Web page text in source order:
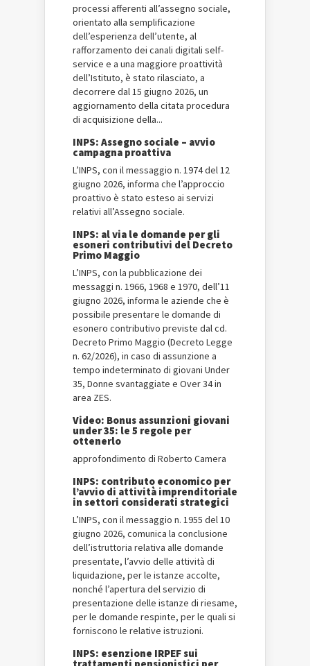
processi afferenti all’assegno sociale,
orientato alla semplificazione
dell’esperienza dell’utente, al
rafforzamento dei canali digitali self-
service e a una maggiore proattività
dell’Istituto, è stato rilasciato, a
decorrere dal 15 giugno 2026, un
aggiornamento della citata procedura
di acquisizione della...
INPS: Assegno sociale – avvio
campagna proattiva
L’INPS, con il messaggio n. 1974 del 12
giugno 2026, informa che l’approccio
proattivo è stato esteso ai servizi
relativi all’Assegno sociale.
INPS: al via le domande per gli
esoneri contributivi del Decreto
Primo Maggio
L’INPS, con la pubblicazione dei
messaggi n. 1966, 1968 e 1970, dell’11
giugno 2026, informa le aziende che è
possibile presentare le domande di
esonero contributivo previste dal cd.
Decreto Primo Maggio (Decreto Legge
n. 62/2026), in caso di assunzione a
tempo indeterminato di giovani Under
35, Donne svantaggiate e Over 34 in
area ZES.
Video: Bonus assunzioni giovani
under 35: le 5 regole per
ottenerlo
approfondimento di Roberto Camera
INPS: contributo economico per
l’avvio di attività imprenditoriale
in settori considerati strategici
L’INPS, con il messaggio n. 1955 del 10
giugno 2026, comunica la conclusione
dell’istruttoria relativa alle domande
presentate, l’avvio delle attività di
liquidazione, per le istanze accolte,
nonché l’apertura del servizio di
presentazione delle istanze di riesame,
per le domande respinte, per le quali si
forniscono le relative istruzioni.
INPS: esenzione IRPEF sui